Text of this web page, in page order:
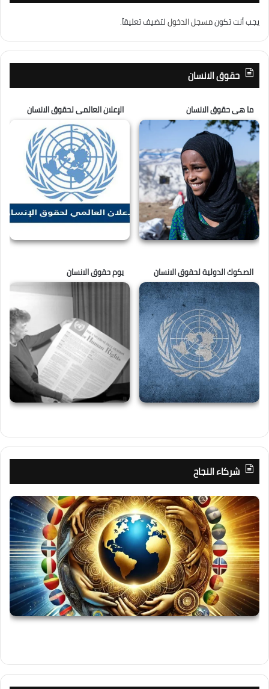
يجب أنت تكونمسجل الدخوللتضيف تعليقاً.
حقوق الانسان
ما هى حقوق الانسان الإعلان العالمى لحقوق الانسان
الصكوك الدولية لحقوق الانسان يوم حقوق الانسان
شركاء النجاح